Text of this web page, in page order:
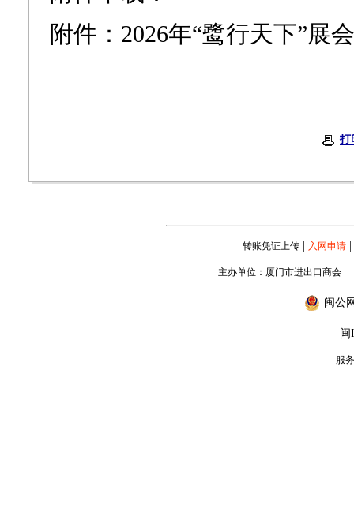
附件：2026年“鹭行天下”展
打
转账凭证上传| 入网申请|
主办单位：厦门市进出口商
闽公
闽
服